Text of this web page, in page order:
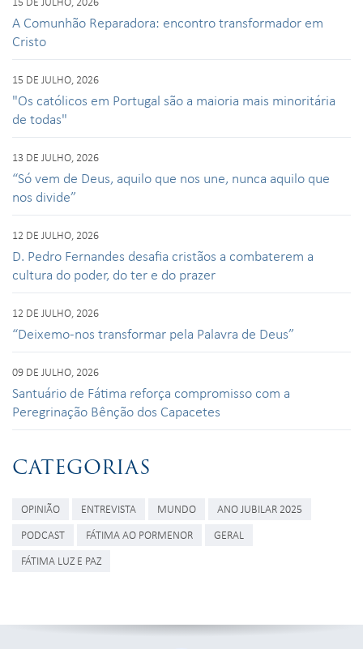
A Comunhão Reparadora: encontro transformador em
Cristo
15 DE JULHO, 2026
"Os católicos em Portugal são a maioria mais minoritária
de todas"
13 DE JULHO, 2026
“Só vem de Deus, aquilo que nos une, nunca aquilo que
nos divide”
12 DE JULHO, 2026
D. Pedro Fernandes desafia cristãos a combaterem a
cultura do poder, do ter e do prazer
12 DE JULHO, 2026
“Deixemo-nos transformar pela Palavra de Deus”
09 DE JULHO, 2026
Santuário de Fátima reforça compromisso com a
Peregrinação Bênção dos Capacetes
CATEGORIAS
OPINIÃO ENTREVISTA MUNDO
ANO JUBILAR 2025
PODCAST
FÁTIMA AO PORMENOR
GERAL
FÁTIMA LUZ E PAZ